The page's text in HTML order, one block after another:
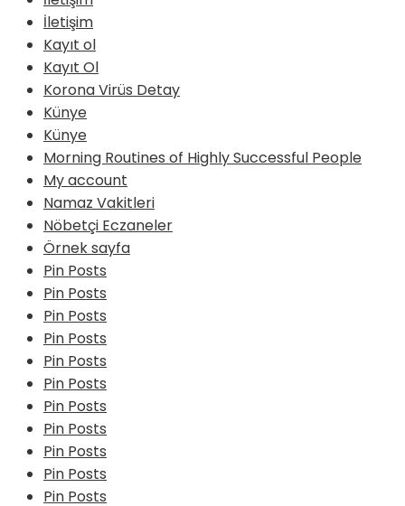
İletişim
Kayıt ol
Kayıt Ol
Korona Virüs Detay
Künye
Künye
Morning Routines of Highly Successful People
My account
Namaz Vakitleri
Nöbetçi Eczaneler
Örnek sayfa
Pin Posts
Pin Posts
Pin Posts
Pin Posts
Pin Posts
Pin Posts
Pin Posts
Pin Posts
Pin Posts
Pin Posts
Pin Posts